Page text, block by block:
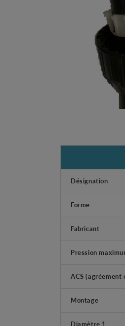
Désignation
Forme
Fabricant
Pression
ACS (agréement
Montage
Diamètre 1